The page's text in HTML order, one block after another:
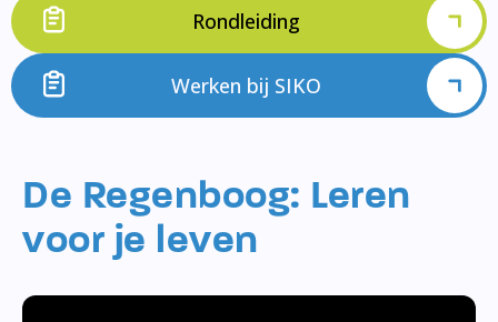
Rondleiding
Werken bij SIKO
De Regenboog: Leren
voor je leven